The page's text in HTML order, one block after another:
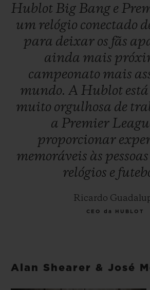
Hublot Big Bang e
um relógio conectado
para deixar os fãs
ainda mais
campeonato mais
mundo. A Hublot está
muito orgulhosa de
a Premier
proporcionar
memoráveis às pessoas
relógios e
Ricardo
CEO da HUBLOT
Alan Shearer & José